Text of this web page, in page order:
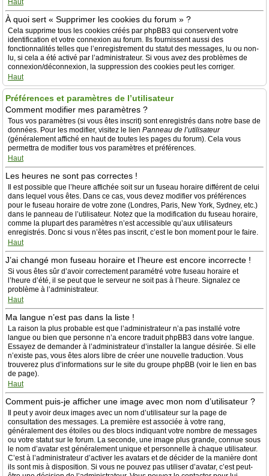
Haut
À quoi sert « Supprimer les cookies du forum » ?
Cela supprime tous les cookies créés par phpBB3 qui conservent votre
identification et votre connexion au forum. Ils fournissent aussi des
fonctionnalités telles que l’enregistrement du statut des messages, lu ou non-
lu, si cela a été activé par l’administrateur. Si vous avez des problèmes de
connexion/déconnexion, la suppression des cookies peut les corriger.
Haut
Préférences et paramètres de l’utilisateur
Comment modifier mes paramètres ?
Tous vos paramètres (si vous êtes inscrit) sont enregistrés dans notre base de
données. Pour les modifier, visitez le lien Panneau de l’utilisateur
(généralement affiché en haut de toutes les pages du forum). Cela vous
permettra de modifier tous vos paramètres et préférences.
Haut
Les heures ne sont pas correctes !
Il est possible que l’heure affichée soit sur un fuseau horaire différent de celui
dans lequel vous êtes. Dans ce cas, vous devez modifier vos préférences
pour le fuseau horaire de votre zone (Londres, Paris, New York, Sydney, etc.)
dans le panneau de l’utilisateur. Notez que la modification du fuseau horaire,
comme la plupart des paramètres n’est accessible qu’aux utilisateurs
enregistrés. Donc si vous n’êtes pas inscrit, c’est le bon moment pour le faire.
Haut
J’ai changé mon fuseau horaire et l’heure est encore incorrecte !
Si vous êtes sûr d’avoir correctement paramétré votre fuseau horaire et
l’heure d’été, il se peut que le serveur ne soit pas à l’heure. Signalez ce
problème à l’administrateur.
Haut
Ma langue n’est pas dans la liste !
La raison la plus probable est que l’administrateur n’a pas installé votre
langue ou bien que personne n’a encore traduit phpBB3 dans votre langue.
Essayez de demander à l’administrateur d’installer la langue désirée. Si elle
n’existe pas, vous êtes alors libre de créer une nouvelle traduction. Vous
trouverez plus d’informations sur le site du groupe phpBB (voir le lien en bas
de page).
Haut
Comment puis-je afficher une image avec mon nom d’utilisateur ?
Il peut y avoir deux images avec un nom d’utilisateur sur la page de
consultation des messages. La première est associée à votre rang,
généralement des étoiles ou des blocs indiquant votre nombre de messages
ou votre statut sur le forum. La seconde, une image plus grande, connue sous
le nom d’avatar est généralement unique et personnelle à chaque utilisateur.
C’est à l’administrateur d’activer les avatars et de décider de la manière dont
ils sont mis à disposition. Si vous ne pouvez pas utiliser d’avatar, c’est peut-